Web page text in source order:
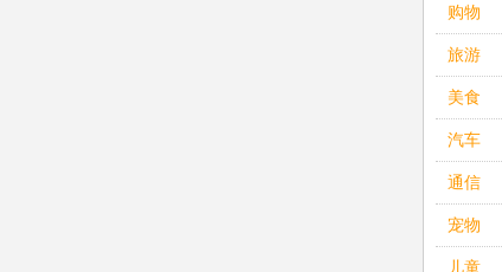
购物
旅游
美食
汽车
通信
宠物
儿童